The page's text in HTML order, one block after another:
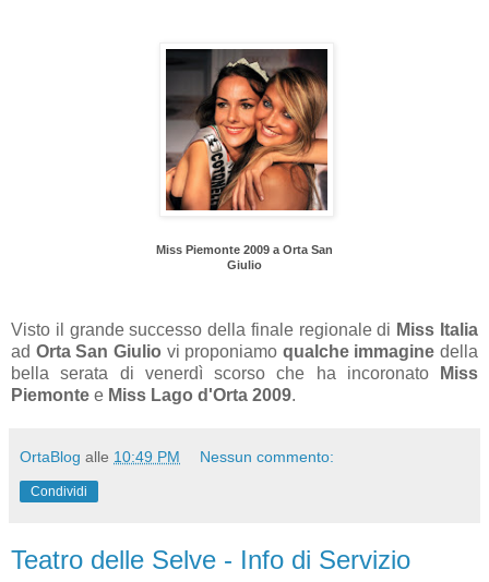
Miss Piemonte 2009 a Orta San
Giulio
Visto il grande successo della finale regionale di Miss Italia
ad Orta San Giulio vi proponiamo qualche immagine della
bella serata di venerdì scorso che ha incoronato
Miss
Piemonte e Miss Lago d'Orta 2009.
OrtaBlog alle 10:49 PM Nessun commento:
Condividi
Teatro delle Selve - Info di Servizio